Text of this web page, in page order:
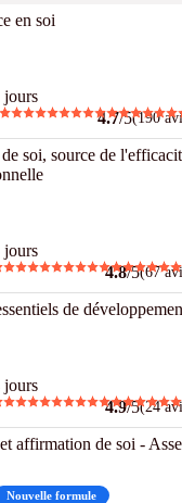
en soi
jours
4.7/5(190
soi, source de
jours
4.8/5(67
de
jours
4.9/5(24
affirmation de soi -
Nouvelle formule